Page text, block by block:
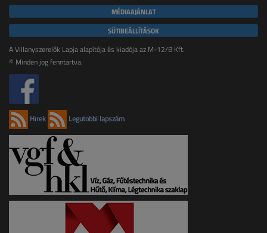
MÉDIAAJÁNLAT
SÜTIBEÁLLÍTÁSOK
A Villanyszerelők Lapja alapítója és kiadója az M-12/B Kft.
© Minden jog fenntartva.
Hírek Legutóbbi lapszám